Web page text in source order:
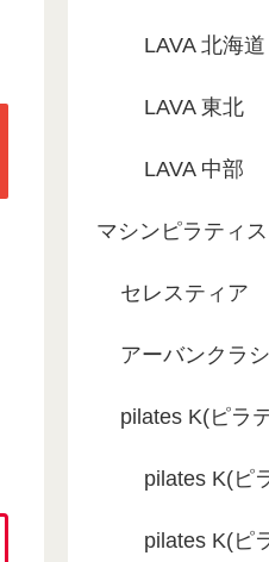
LAVA 北海道
LAVA 東北
LAVA 中部
マシンピラティス
セレスティア
アーバンクラ
pilates K(ピラ
pilates K(ピ
pilates K(ピ